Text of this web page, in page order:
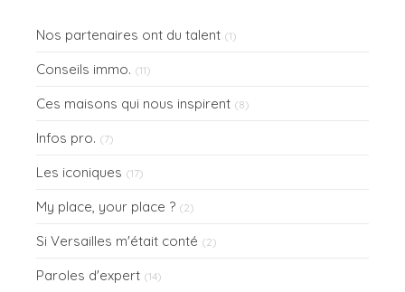
Nos partenaires ont du talent (1)
Conseils immo. (11)
Ces maisons qui nous inspirent (8)
Infos pro. (7)
Les iconiques (17)
My place, your place ? (2)
Si Versailles m'était conté (2)
Paroles d'expert (14)